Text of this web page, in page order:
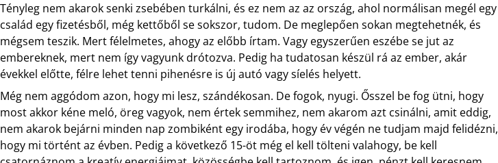
Tényleg nem akarok senki zsebében turkálni, és ez nem az az ország, ahol normálisan megél egy
család egy fizetésből, még kettőből se sokszor, tudom. De meglepően sokan megtehetnék, és
mégsem teszik. Mert félelmetes, ahogy az előbb írtam. Vagy egyszerűen eszébe se jut az
embereknek, mert nem így vagyunk drótozva. Pedig ha tudatosan készül rá az ember, akár
évekkel előtte, félre lehet tenni pihenésre is új autó vagy síelés helyett.
Még nem aggódom azon, hogy mi lesz, szándékosan. De fogok, nyugi. Ősszel be fog ütni, hogy
most akkor kéne meló, öreg vagyok, nem értek semmihez, nem akarom azt csinálni, amit eddig,
nem akarok bejárni minden nap zombiként egy irodába, hogy év végén ne tudjam majd felidézni,
hogy mi történt az évben. Pedig a következő 15-öt még el kell tölteni valahogy, be kell